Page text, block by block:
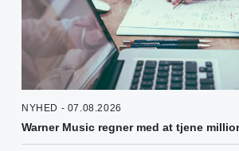
NYHED - 07.08.2026
Warner Music regner med at tjene